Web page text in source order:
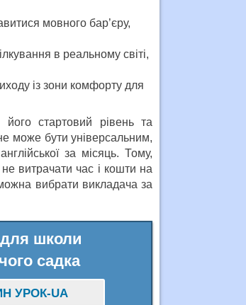
мовного бар’єру,
в реальному світі,
із зони комфорту для
його стартовий рівень та
може бути універсальним,
за місяць. Тому,
витрачати час і кошти на
вибрати викладача за
школи
садка
УРОК-UA